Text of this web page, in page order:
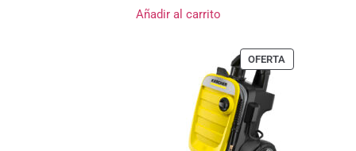
Añadir al carrito
OFERTA